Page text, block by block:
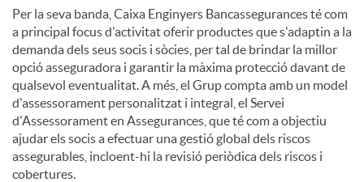
Per la seva banda, Caixa Enginyers Bancassegurances té com
a principal focus d'activitat oferir productes que s'adaptin a la
demanda dels seus socis i sòcies, per tal de brindar la millor
opció asseguradora i garantir la màxima protecció davant de
qualsevol eventualitat. A més, el Grup compta amb un model
d'assessorament personalitzat i integral, el Servei
d'Assessorament en Assegurances, que té com a objectiu
ajudar els socis a efectuar una gestió global dels riscos
assegurables, incloent-hi la revisió periòdica dels riscos i
cobertures.